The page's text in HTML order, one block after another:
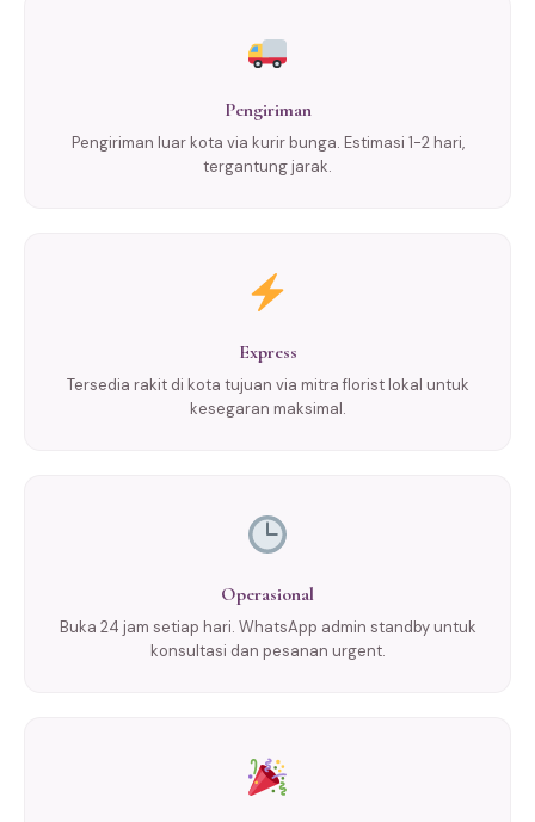
Pengiriman
Pengiriman luar kota via kurir bunga. Estimasi 1-2 hari,
tergantung jarak.
Express
Tersedia rakit di kota tujuan via mitra florist lokal untuk
kesegaran maksimal.
Operasional
Buka 24 jam setiap hari. WhatsApp admin standby untuk
konsultasi dan pesanan urgent.